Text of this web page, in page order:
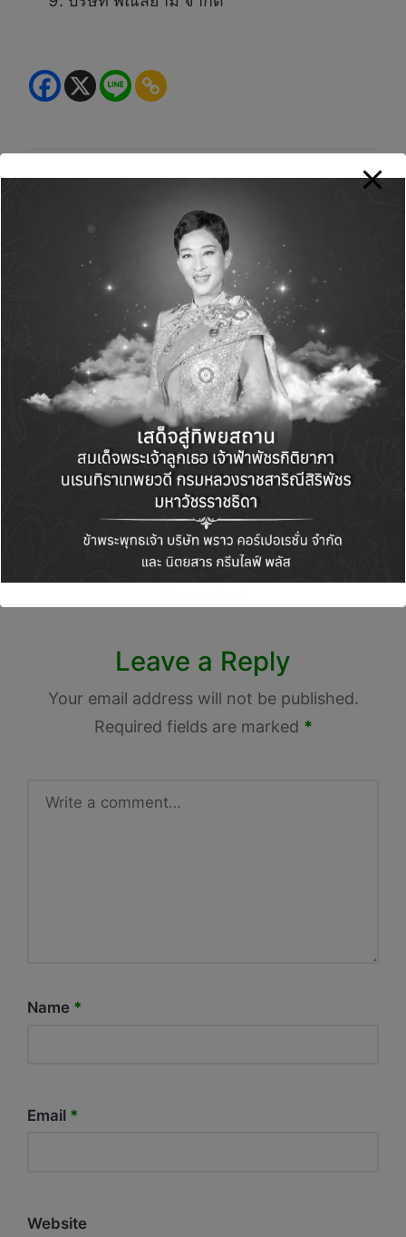
navigation
PREVIOUS POST
AirAsia MOVE ขนโปร
7.7 ฉลองคนไทยแห่จอง
บิน-ที่พักอาเซียนคึกคัก
NEXT POST
SHD ลงนามบันทึกข้อ
ตกลง (MOU) ร่วมกับ
JSL บริษัทผลิตสื่อชั้นนำ
เพื่อยกระดับธุรกิจ
สุขภาพให้ก้าวสู่ระดับ
Comments
No comments yet. Why don’t you start the
Leave a Reply
Your email address will not be published.
Required fields are marked *
Name *
Email *
Website